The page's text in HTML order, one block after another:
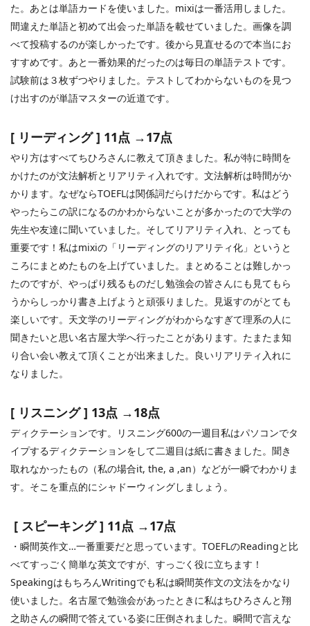
た。あとは単語カードを使いました。 mixiは一番活用しました。
間違えた単語と初めて出会った単語を載せていました。画像を調
べて投稿するのが楽しかったです。後から見直せるので本当にお
すすめです。あと一番効果的だったのは毎日の単語テストです。
試験前は３枚ずつやりました。テストしてわからないものを見つ
け出すのが単語マスターの近道です。
[ リーディング] 11点 →17点
やり方はすべてちひろさんに教えて頂きました。私が特に時間を
かけたのが文法解析とリアリティ入れです。文法解析は時間がか
かります。なぜならTOEFLは関係詞だらけだからです。私はどう
やったらこの訳になるのかわからないことが多かったので大学の
先生や友達に聞いていました。そしてリアリティ入れ、とっても
重要です！私はmixiの「リーディングのリアリティ化」というと
ころにまとめたものを上げていました。まとめることは難しかっ
たのですが、やっぱり残るものだし勉強会の皆さんにも見てもら
うからしっかり書き上げようと頑張りました。見返すのがとても
楽しいです。天文学のリーディングがわからなすぎて理系の人に
聞きたいと思い名古屋大学へ行ったことがあります。たまたま知
り合い会い教えて頂くことが出来ました。良いリアリティ入れに
なりました。
[ リスニング ] 13点 →18点
ディクテーションです。リスニング600の一週目私はパソコンでタ
イプするディクテーションをして二週目は紙に書きました。聞き
取れなかったもの（私の場合it, the, a ,an）などが一瞬でわかりま
す。そこを重点的にシャドーウィングしましょう。
[ スピーキング] 11点 →17点
・瞬間英作文…一番重要だと思っています。 TOEFLのReadingと比
べてすっごく簡単な英文ですが、すっごく役に立ちます！
SpeakingはもちろんWritingでも私は瞬間英作文の文法をかなり
使いました。名古屋で勉強会があったときに私はちひろさんと翔
之助さんの瞬間で答えている姿に圧倒されました。瞬間で言えな